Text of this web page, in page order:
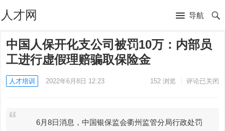
人才网 导航
中国人保开化支公司被罚10万：内部员
工进行虚假理赔骗取保险金
人才培训 2022年6月8日 12:23 152浏览 评论已关闭
6月8日消息，中国银保监会衢州监管分局行政处罚